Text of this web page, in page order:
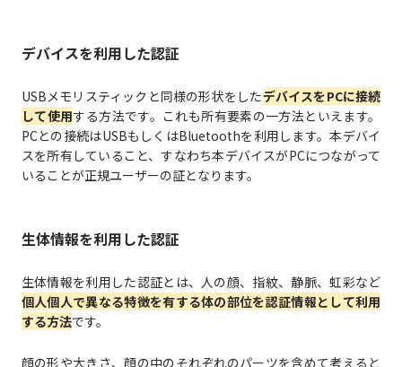
デバイスを利用した認証
USBメモリスティックと同様の形状をしたデバイスをPCに接続
して使用する方法です。これも所有要素の一方法といえます。
PCとの接続はUSBもしくはBluetoothを利用します。本デバイ
スを所有していること、すなわち本デバイスがPCにつながって
いることが正規ユーザーの証となります。
生体情報を利用した認証
生体情報を利用した認証とは、人の顔、指紋、静脈、虹彩など
個人個人で異なる特徴を有する体の部位を認証情報として利用
する方法です。
顔の形や大きさ、顔の中のそれぞれのパーツを含めて考えると